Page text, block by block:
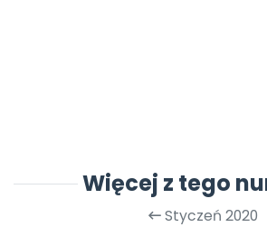
Więcej z tego
Styczeń 2020